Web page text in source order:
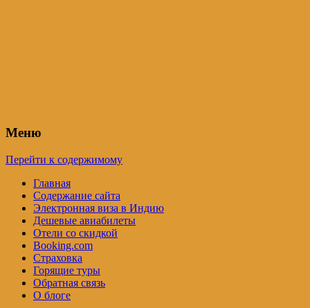
Меню
Перейти к содержимому
Главная
Содержание сайта
Электронная виза в Индию
Дешевые авиабилеты
Отели со скидкой
Booking.com
Страховка
Горящие туры
Обратная связь
О блоге